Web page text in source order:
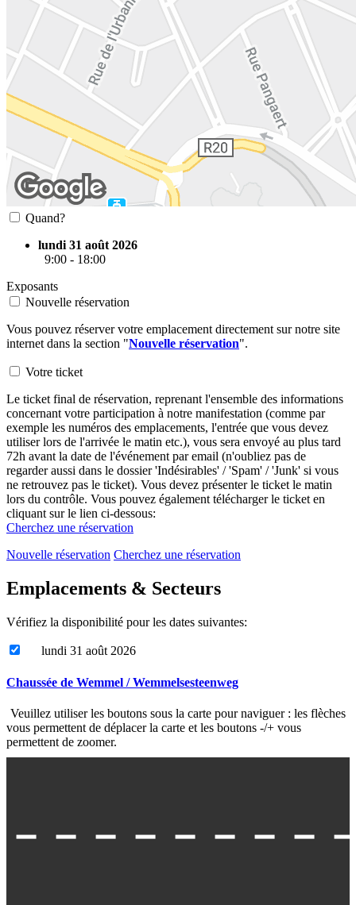
Quand?
lundi 31 août 2026
9:00 - 18:00
Exposants
Nouvelle réservation
Vous pouvez réserver votre emplacement directement sur notre site
internet dans la section "Nouvelle réservation".
Votre ticket
Le ticket final de réservation, reprenant l'ensemble des informations
concernant votre participation à notre manifestation (comme par
exemple les numéros des emplacements, l'entrée que vous devez
utiliser lors de l'arrivée le matin etc.), vous sera envoyé au plus tard
72h avant la date de l'événement par email (n'oubliez pas de
regarder aussi dans le dossier 'Indésirables' / 'Spam' / 'Junk' si vous
ne retrouvez pas le ticket). Vous devez présenter le ticket le matin
lors du contrôle. Vous pouvez également télécharger le ticket en
cliquant sur le lien ci-dessous:
Cherchez une réservation
Nouvelle réservation Cherchez une réservation
Emplacements & Secteurs
Vérifiez la disponibilité pour les dates suivantes:
lundi 31 août 2026
Chaussée de Wemmel / Wemmelsesteenweg
Veuillez utiliser les boutons sous la carte pour naviguer : les flèches
vous permettent de déplacer la carte et les boutons -/+ vous
permettent de zoomer.